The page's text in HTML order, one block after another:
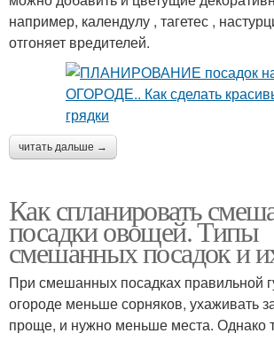
например, календулу , тагетес ,
отгоняет вредителей.
читать дальше →
Как спланировать
посадки овощей. Типы
смешанных посадок и
При смешанных посадках правильной
огороде меньше сорняков, ухаживать
проще, и нужно меньше места. Однако